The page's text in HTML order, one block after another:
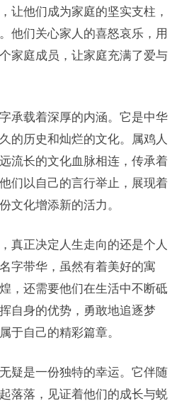
让他们成为家庭的坚实支柱，
他们关心家人的喜怒哀乐，用
家庭成员，让家庭充满了爱与
承载着深厚的内涵。它是中华
的历史和灿烂的文化。属鸡人
流长的文化血脉相连，传承着
们以自己的言行举止，展现着
文化增添新的活力。
真正决定人生走向的还是个人
字带华，虽然有着美好的寓
，还需要他们在生活中不断砥
自身的优势，勇敢地追逐梦
于自己的精彩篇章。
疑是一份独特的幸运。它伴随
落落，见证着他们的成长与蜕